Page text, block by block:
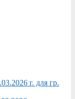
г. для гр.